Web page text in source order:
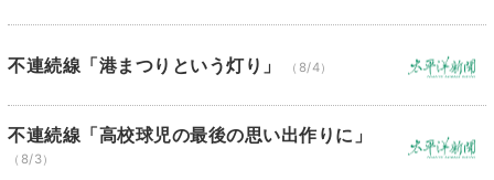
不連続線「港まつりという灯り」 （8/4）
不連続線「高校球児の最後の思い出作りに」
（8/3）